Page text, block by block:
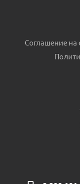
Соглашение на